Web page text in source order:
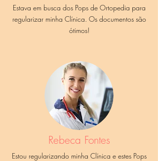
Estava em busca dos Pops de Ortopedia para
regularizar minha Clínica. Os documentos são
ótimos!
Rebeca Fontes
Estou regularizando minha Clínica e estes Pops